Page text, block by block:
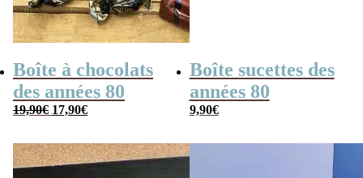
Boîte à chocolats
des années 80
19,90€ Le
était :
19,90€.
17,90€Le
est :
17,90€.
Boîte sucettes des
années 80
9,90€